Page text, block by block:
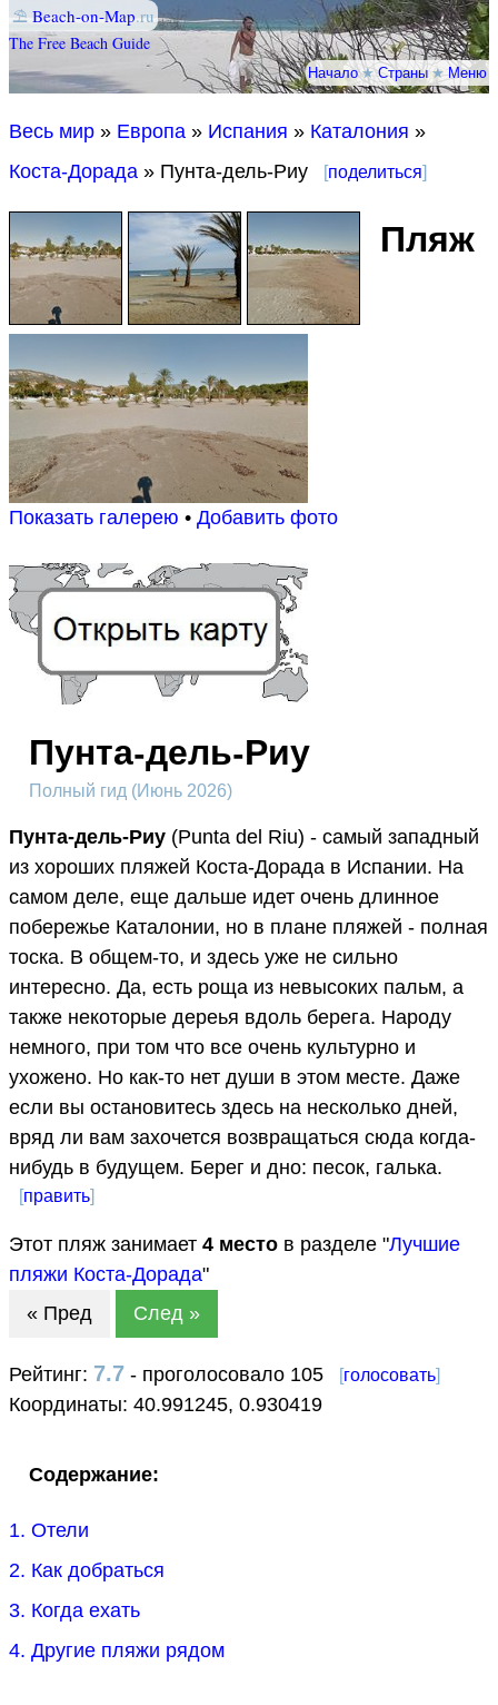
⛱ Beach-on-Map.ru
The Free Beach Guide
Начало★Страны★Меню
Весь мир » Европа » Испания » Каталония »
Коста-Дорада » Пунта-дель-Риу [поделиться]
Показать галерею • Добавить фото
Пляж
Пунта-дель-Риу
Полный гид (Июнь 2026)
Пунта-дель-Риу (Punta del Riu) - самый западный
из хороших пляжей Коста-Дорада в Испании. На
самом деле, еще дальше идет очень длинное
побережье Каталонии, но в плане пляжей - полная
тоска. В общем-то, и здесь уже не сильно
интересно. Да, есть роща из невысоких пальм, а
также некоторые дереья вдоль берега. Народу
немного, при том что все очень культурно и
ухожено. Но как-то нет души в этом месте. Даже
если вы остановитесь здесь на несколько дней,
вряд ли вам захочется возвращаться сюда когда-
нибудь в будущем. Берег и дно: песок, галька.
[править]
Этот пляж занимает 4 место в разделе "Лучшие
пляжи Коста-Дорада"
« Пред
След »
Рейтинг: 7.7 - проголосовало 105 [голосовать]
Координаты: 40.991245, 0.930419
Содержание:
1. Отели
2. Как добраться
3. Когда ехать
4. Другие пляжи рядом